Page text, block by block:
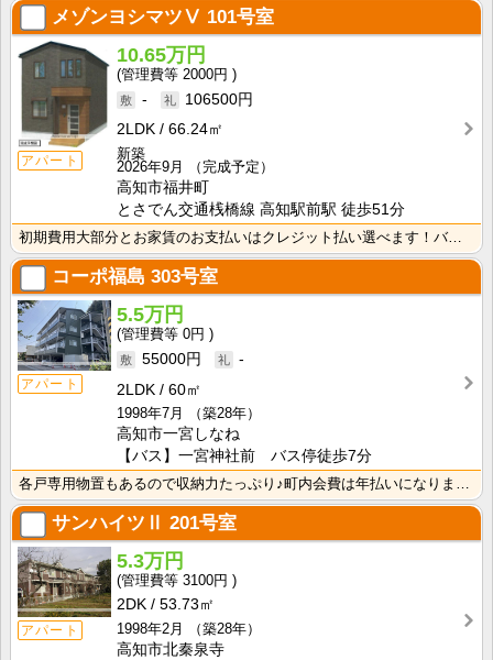
メゾンヨシマツⅤ 101号室
アパート
10.65万円
2000円
-
106500円
2LDK
66.24㎡
新築
2026年9月
（完成予定）
高知市福井町
とさでん交通桟橋線 高知駅前駅 徒歩51分
初期費用大部分とお家賃のお支払いはクレジット払い選べます！バス・トイレ別なので、ゆったり湯船に浸かれ･･･
コーポ福島 303号室
アパート
5.5万円
0円
55000円
-
2LDK
60㎡
1998年7月
（築28年）
高知市一宮しなね
【バス】一宮神社前 バス停徒歩7分
各戸専用物置もあるので収納力たっぷり♪町内会費は年払いになります。来客駐車場完備なところもうれしいポ･･･
サンハイツⅡ 201号室
アパート
5.3万円
3100円
2DK
53.73㎡
1998年2月
（築28年）
高知市北秦泉寺